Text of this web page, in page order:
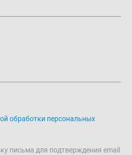
обработки персональных
письма для подтверждения email